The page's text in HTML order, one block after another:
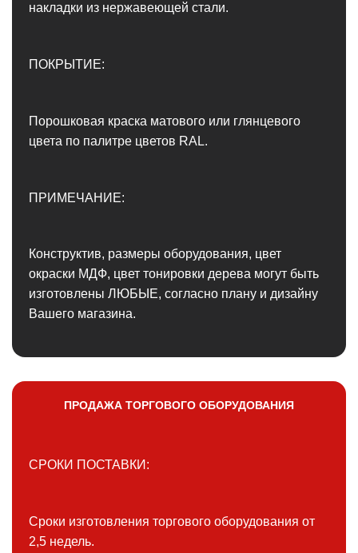
накладки из нержавеющей стали.
ПОКРЫТИЕ:
Порошковая краска матового или глянцевого
цвета по палитре цветов RAL.
ПРИМЕЧАНИЕ:
Конструктив, размеры оборудования, цвет
окраски МДФ, цвет тонировки дерева могут быть
изготовлены ЛЮБЫЕ, согласно плану и дизайну
Вашего магазина.
ПРОДАЖА ТОРГОВОГО ОБОРУДОВАНИЯ
СРОКИ ПОСТАВКИ:
Сроки изготовления торгового оборудования от
2,5 недель.